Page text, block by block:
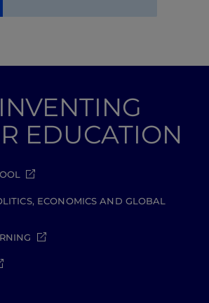
EDUCATION
ECONOMICS AND GLOBAL